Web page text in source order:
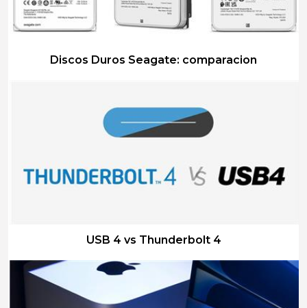
LEER MAS
Discos Duros Seagate: comparacion
USB 4 vs Thunderbolt 4